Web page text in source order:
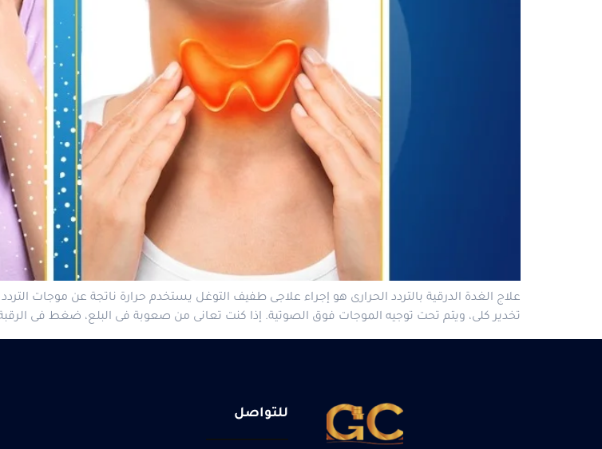
علاج الغدة الدرقية بالتردد الحرارى هو إجراء علاجى طفيف التوغل يستخدم حرارة ناتجة عن موجات
تخدير كلى، ويتم تحت توجيه الموجات فوق الصوتية. إذا كنت تعانى من صعوبة فى البلع، ضغط فى
للتواصل